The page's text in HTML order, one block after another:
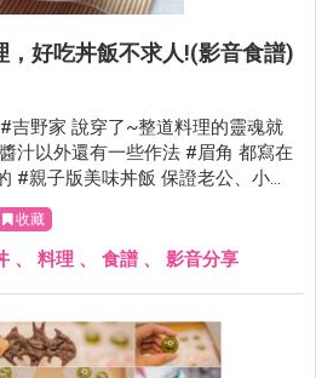
，好吃丼飯不求人!(影音食譜)
吉野家 說穿了~整道料理的靈魂就
汁以外還有一些作法 #眉角 都寫在
味丼飯 保證老公、小孩
收藏
、 料理 、 食譜 、 影音分享